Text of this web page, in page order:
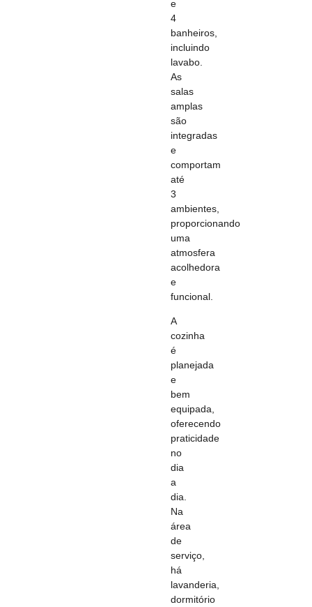
e
4
banheiros,
incluindo
lavabo.
As
salas
amplas
são
integradas
e
comportam
até
3
ambientes,
proporcionando
uma
atmosfera
acolhedora
e
funcional.
A
cozinha
é
planejada
e
bem
equipada,
oferecendo
praticidade
no
dia
a
dia.
Na
área
de
serviço,
há
lavanderia,
dormitório